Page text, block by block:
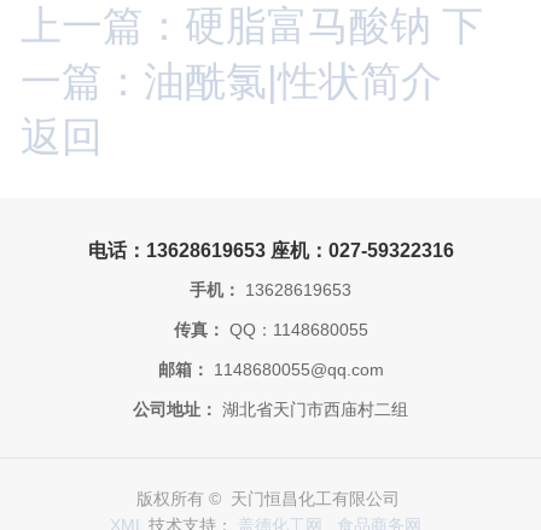
上一篇：硬脂富马酸钠 下
一篇：油酰氯|性状简介
返回
电话：13628619653 座机：027-59322316
手机： 13628619653
传真： QQ：1148680055
邮箱： 1148680055@qq.com
公司地址： 湖北省天门市西庙村二组
版权所有 © 天门恒昌化工有限公司
XML 技术支持： 盖德化工网 食品商务网